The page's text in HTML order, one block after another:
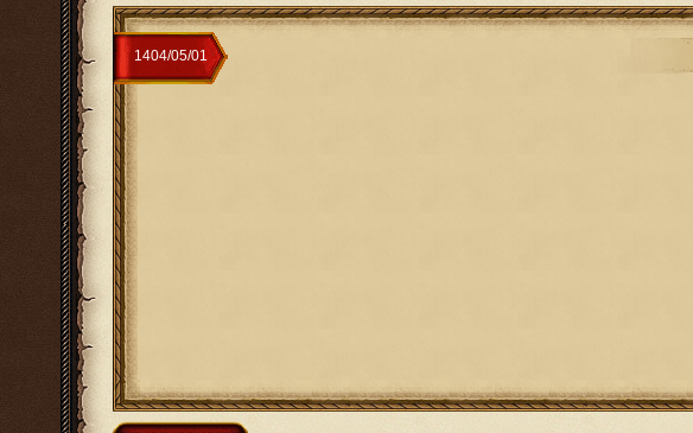
‏1404/05/01